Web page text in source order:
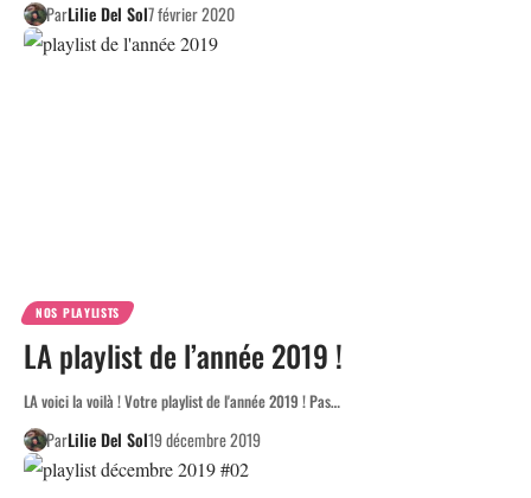
ParLilie Del Sol7 février 2020
NOS PLAYLISTS
LA playlist de l’année 2019 !
LA voici la voilà ! Votre playlist de l'année 2019 ! Pas…
ParLilie Del Sol19 décembre 2019